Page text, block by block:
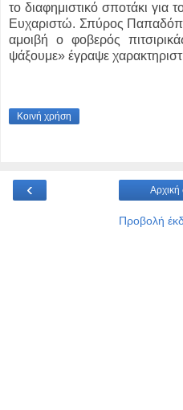
το διαφημιστικό σποτάκι για
Ευχαριστώ. Σπύρος
αμοιβή ο φοβερός
ψάξουμε» έγραψε
Κοινή χρήση
‹ Αρχική
Προβολή